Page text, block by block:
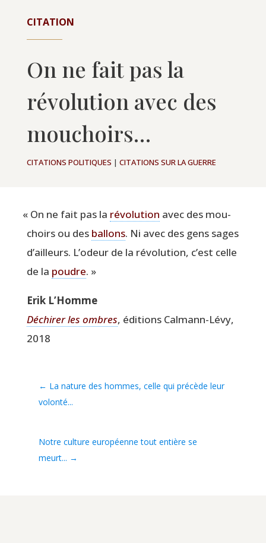
CITATION
On ne fait pas la
révolution avec des
mouchoirs…
CITATIONS POLITIQUES | CITATIONS SUR LA GUERRE
« On ne fait pas la révo­lu­tion avec des mou­
choirs ou des bal­lons. Ni avec des gens sages
d’ailleurs. L’odeur de la révo­lu­tion, c’est celle
de la poudre. »
Erik L’Homme
Déchi­rer les ombres, édi­tions Cal­mann-Lévy,
2018
← La nature des hommes, celle qui précède leur
volonté...
Notre culture européenne tout entière se
meurt... →